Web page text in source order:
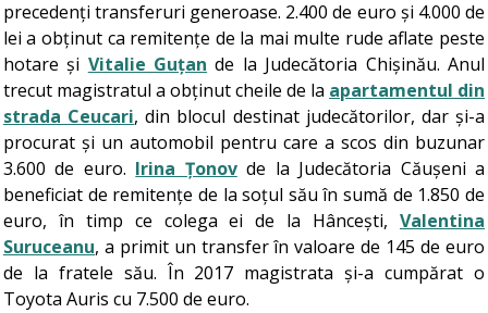
precedenți transferuri generoase. 2.400 de euro și 4.000 de
lei a obținut ca remitențe de la mai multe rude aflate peste
hotare și Vitalie Guțan de la Judecătoria Chișinău. Anul
trecut magistratul a obținut cheile de la apartamentul din
strada Ceucari, din blocul destinat judecătorilor, dar și-a
procurat și un automobil pentru care a scos din buzunar
3.600 de euro. Irina Țonovde la Judecătoria Căușeni a
beneficiat de remitențe de la soțul său în sumă de 1.850 de
euro, în timp ce colega ei de la Hâncești,Valentina
Suruceanu, a primit un transfer în valoare de 145 de euro
de la fratele său. În 2017 magistrata și-a cumpărat o
Toyota Auris cu 7.500 de euro.